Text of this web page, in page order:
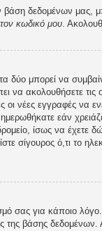
δεδομένων μας,
κωδικό μου .
δύο μπορεί να
να ακολουθήσετε
νέες εγγραφές να
εάν
ίσως να έχετε
σίγουρος ό,τι το
σας για κάποιο
βάσης